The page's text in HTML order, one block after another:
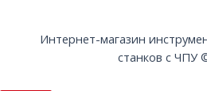
Интернет-магазин
станков с ЧПУ